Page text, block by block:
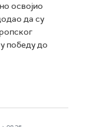
освојио
да су
победу до